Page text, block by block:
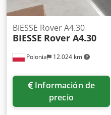
Polonia 12.024 km
BIESSE Rover A4.30
BIESSE Rover A4.30
Información de
precio